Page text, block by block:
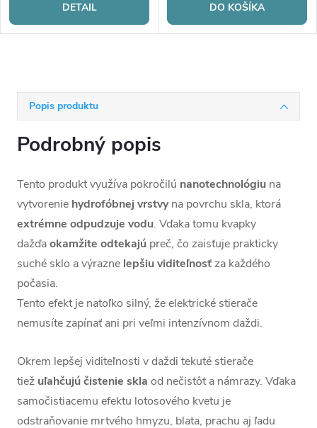
Popis produktu
Podrobný popis
Tento produkt využíva pokročilú nanotechnológiu na
vytvorenie hydrofóbnej vrstvyna povrchu skla, ktorá
extrémne odpudzuje vodu. Vďaka tomu kvapky
dažďaokamžite odtekajú preč, čo zaisťuje prakticky
suché sklo a výrazne lepšiuviditeľnosťza každého
počasia.
Tento efekt je natoľko silný, že elektrické stierače
nemusíte zapínať ani pri veľmi intenzívnom daždi.
Okrem lepšej viditeľnosti v daždi tekuté stierače
tiež uľahčujúčistenie skla od nečistôt a námrazy. Vďaka
samočistiacemu efektu lotosového kvetu je
odstraňovanie mrtvého hmyzu, blata, prachu aj ľadu
DETAIL DO KOŠÍKA